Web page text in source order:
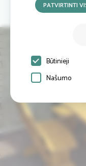
PATVIRTINTI
Būtinieji
Našumo